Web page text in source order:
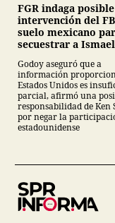
FGR indaga posible
intervención del
suelo mexicano
secuestrar a
Godoy aseguró que a
información
Estados Unidos es
parcial, afirmó una
responsabilidad de Ken
por negar la
estadounidense